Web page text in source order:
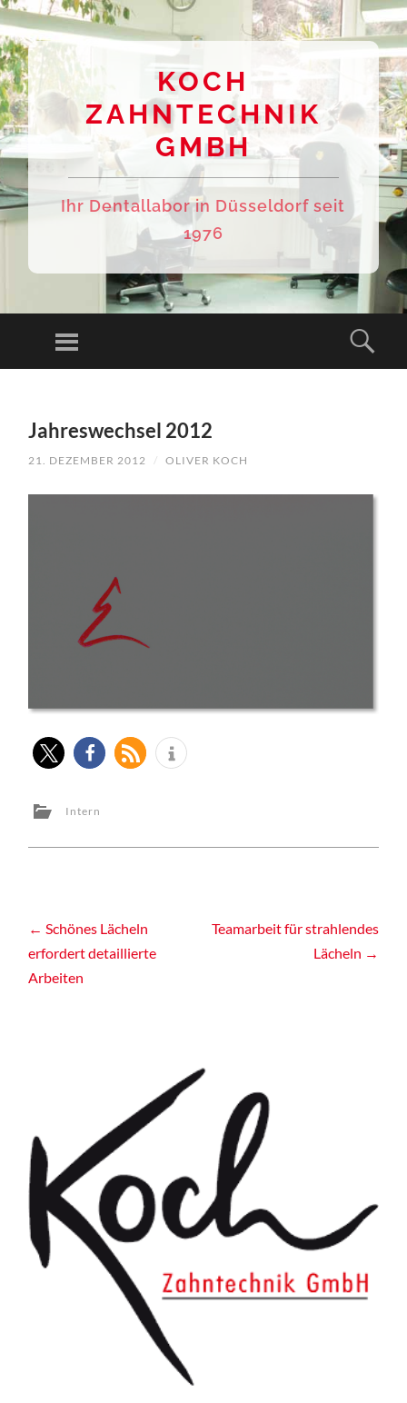
KOCH
ZAHNTECHNIK
GMBH
Ihr Dentallabor in Düsseldorf seit
1976
Menu
CONTENTJahreswechsel 2012
21. DEZEMBER 2012 / OLIVER KOCH
Intern
Post
navigation
← Schönes Lächeln
erfordert detaillierte
Arbeiten
Teamarbeit für strahlendes
Lächeln →